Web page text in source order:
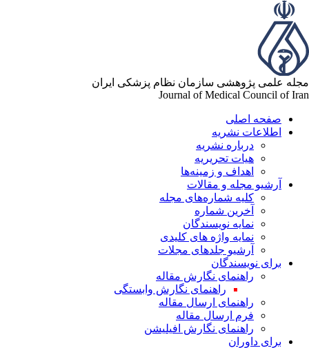
علمی پژوهشی سازمان نظام پزشکی ایران
Journal of Medical Council of
صفحه اصلی
اطلاعات نشریه
درباره نشریه
هیات تحریریه
اهداف و زمینه‌ها
آرشیو مجله و مقالات
کلیه شماره‌های مجله
آخرین شماره
نمایه نویسندگان
نمایه واژه های کلیدی
آرشیو جلدهای مجلات
برای نویسندگان
راهنمای نگارش مقاله
راهنمای نگارش وابستگی
راهنمای ارسال مقاله
فرم ارسال مقاله
راهنمای نگارش افیلیشن
برای داوران